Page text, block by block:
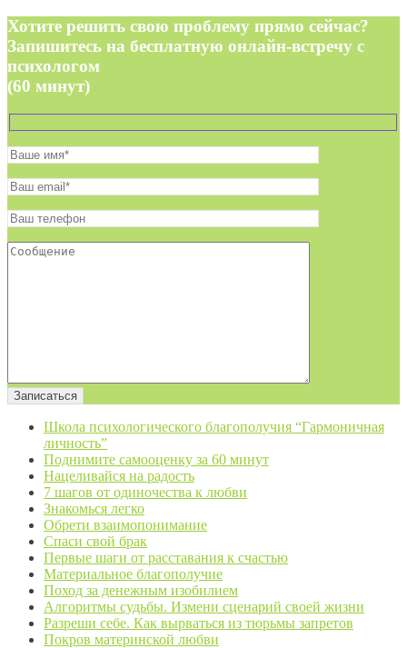
Хотите решить свою проблему прямо сейчас?
Запишитесь на бесплатную онлайн-встречу с
психологом
(60 минут)
Школа психологического благополучия “Гармоничная
личность”
Поднимите самооценку за 60 минут
Нацеливайся на радость
7 шагов от одиночества к любви
Знакомься легко
Обрети взаимопонимание
Спаси свой брак
Первые шаги от расставания к счастью
Материальное благополучие
Поход за денежным изобилием
Алгоритмы судьбы. Измени сценарий своей жизни
Разреши себе. Как вырваться из тюрьмы запретов
Покров материнской любви